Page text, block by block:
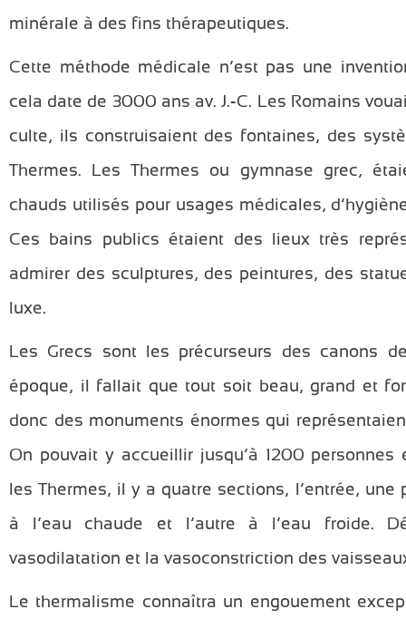
minérale à des fins thérapeutiques.
Cette méthode médicale n’est pas une
cela date de 3000 ans av. J.-C. Les Romains
culte, ils construisaient des fontaines, des
Thermes. Les Thermes ou gymnase grec,
chauds utilisés pour usages médicales,
Ces bains publics étaient des lieux très
admirer des sculptures, des peintures, des
luxe.
Les Grecs sont les précurseurs des canons
époque, il fallait que tout soit beau, grand et
donc des monuments énormes qui
On pouvait y accueillir jusqu’à 1200
les Thermes, il y a quatre sections, l’entrée, une
à l’eau chaude et l’autre à l’eau froide.
vasodilatation et la vasoconstriction des
Le thermalisme connaîtra un engouement